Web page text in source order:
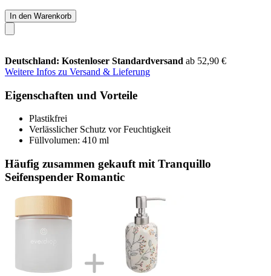
In den Warenkorb
Deutschland: Kostenloser Standardversand ab 52,90 €
Weitere Infos zu Versand & Lieferung
Eigenschaften und Vorteile
Plastikfrei
Verlässlicher Schutz vor Feuchtigkeit
Füllvolumen: 410 ml
Häufig zusammen gekauft mit Tranquillo
Seifenspender Romantic